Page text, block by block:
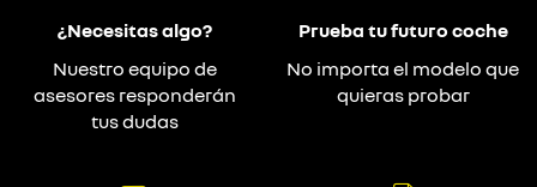
¿Necesitas algo?
Nuestro equipo de
asesores responderán
tus dudas
Prueba tu futuro coche
No importa el modelo que
quieras probar